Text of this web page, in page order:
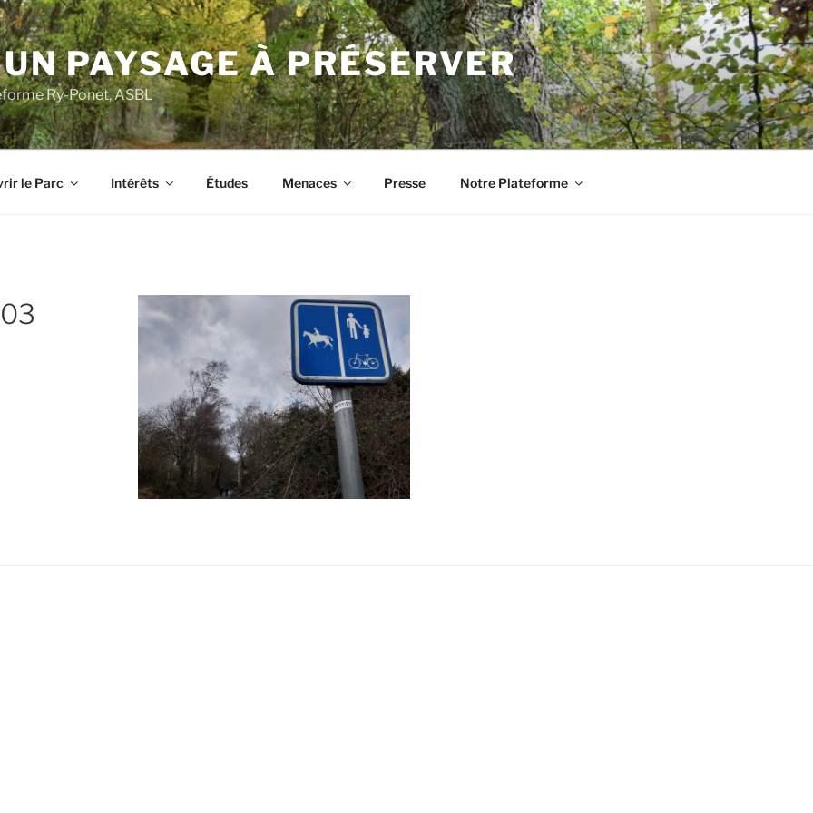
PAYSAGE À PRÉSERVER
Ry-Ponet, ASBL
le Parc Intérêts Études Menaces Presse Notre Plateforme